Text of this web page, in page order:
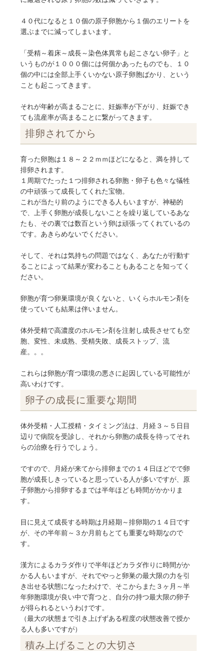
４０代になると１０個の原子卵胞から１個のエリートを
選ぶまでに減ってしまいます。
「受精～着床～成長～染色体異常も起こさない卵子」と
いうものが１０００個には何個かあったものでも、１０
個の中には全部上手くいかない原子卵胞ばかり、という
ことも起こってきます。
それが年齢が高まるごとに、妊娠率が下がり、妊娠でき
ても流産率が高まることに繋がってきます。
排卵されてから
育った卵胞は１８～２２ｍｍほどになると、満を持して
排卵されます。
１周期でたった１つ排卵される卵胞・卵子も色々な犠牲
の中頑張って成長してくれた宝物。
これが当たり前のようにできる人もいますが、神秘的
で、上手く卵胞が成長しないことを繰り返しているあな
たも、その裏では数百という卵は頑張ってくれているの
です。あきらめないでください。
そして、それは気持ちの問題ではなく、あなたが行動す
ることによって結果が変わることもあることを知ってく
ださい。
卵胞が育つ卵巣環境が良くないと、いくらホルモン剤を
使っていても結果は伴いません。
体外受精で高濃度のホルモン剤を注射し成長させても空
胞、変性、未成熟、受精失敗、成長ストップ、流
産。。。
これらは卵胞が育つ環境の悪さに起因している可能性が
高いわけです。
卵子の成長に重要な期間
体外受精・人工授精・タイミング法は、月経３～５日目
辺りで病院を受診し、それから卵胞の成長を待ってそれ
らの治療を行うでしょう。
ですので、月経が来てから排卵までの１４日ほどでで卵
胞が成長しきっていると思っている人が多いですが、原
子卵胞から排卵するまでは半年ほども時間がかかりま
す。
目に見えて成長する時期は月経期～排卵期の１４日です
が、その半年前～３か月前もとても重要な時期なので
す。
漢方によるカラダ作りで半年ほどカラダ作りに時間がか
かる人もいますが、それでやっと卵巣の最大限の力を引
き出せる状態になったわけで、そこからまた３ヶ月～半
年卵胞環境が良い中で育つと、自分の持つ最大限の卵子
が得られるというわけです。
（最大の状態まで引き上げずある程度の状態改善で授か
る人も多いですが）
積み上げることの大切さ